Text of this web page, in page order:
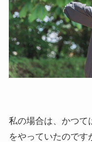
私の場合は、かつて
をやっていたのです